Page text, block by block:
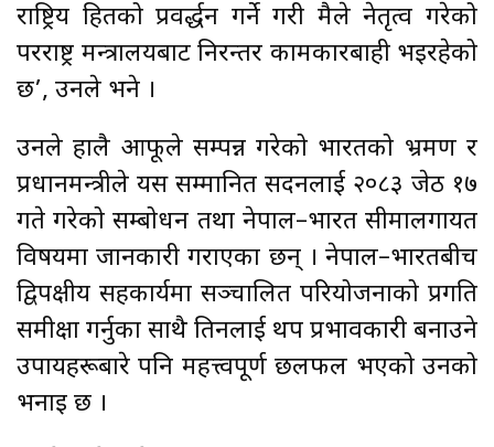
राष्ट्रिय हितको प्रवर्द्धन गर्ने गरी मैले नेतृत्व गरेको
परराष्ट्र मन्त्रालयबाट निरन्तर कामकारबाही भइरहेको
छ’, उनले भने ।
उनले हालै आफूले सम्पन्न गरेको भारतको भ्रमण र
प्रधानमन्त्रीले यस सम्मानित सदनलाई २०८३ जेठ १७
गते गरेको सम्बोधन तथा नेपाल–भारत सीमालगायत
विषयमा जानकारी गराएका छन् । नेपाल–भारतबीच
द्विपक्षीय सहकार्यमा सञ्चालित परियोजनाको प्रगति
समीक्षा गर्नुका साथै तिनलाई थप प्रभावकारी बनाउने
उपायहरूबारे पनि महत्त्वपूर्ण छलफल भएको उनको
भनाइ छ ।